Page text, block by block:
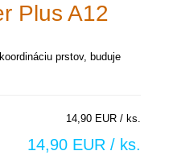
Plus A12
prstov, buduje
14,90 EUR / ks.
14,90 EUR / ks.